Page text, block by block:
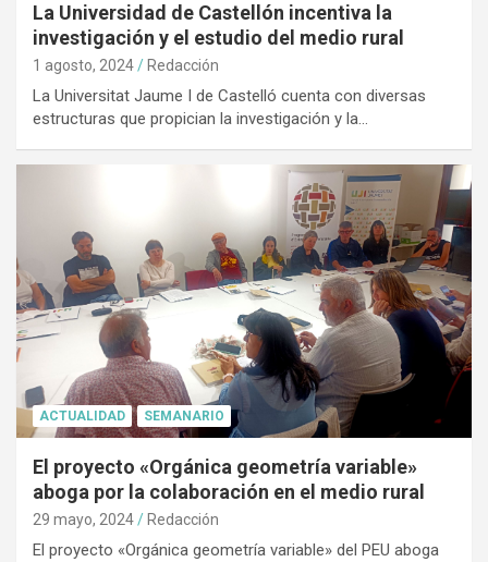
La Universidad de Castellón incentiva la
investigación y el estudio del medio rural
1 agosto, 2024 Redacción
La Universitat Jaume I de Castelló cuenta con diversas
estructuras que propician la investigación y la…
ACTUALIDAD SEMANARIO
El proyecto «Orgánica geometría variable»
aboga por la colaboración en el medio rural
29 mayo, 2024 Redacción
El proyecto «Orgánica geometría variable» del PEU aboga